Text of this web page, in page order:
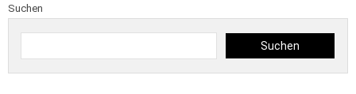
Suchen
Suchen